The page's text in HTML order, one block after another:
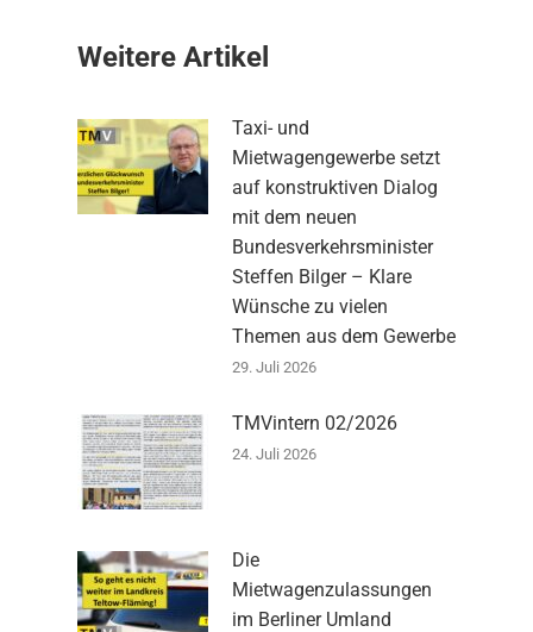
Weitere Artikel
Taxi- und
Mietwagengewerbe setzt
auf konstruktiven Dialog
mit dem neuen
Bundesverkehrsminister
Steffen Bilger – Klare
Wünsche zu vielen
Themen aus dem Gewerbe
29. Juli 2026
TMVintern 02/2026
24. Juli 2026
Die
Mietwagenzulassungen
im Berliner Umland